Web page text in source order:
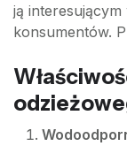
ją
konsumentów.